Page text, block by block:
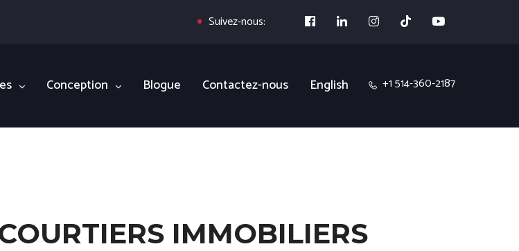
Suivez-nous:
Conception Blogue Contactez-nous English +1 514-360-2187
IMMOBILIERS